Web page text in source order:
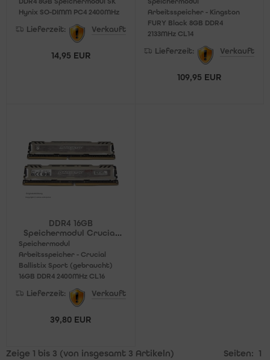
Hynix SO-DIMM PC4 2400MHz
Lieferzeit: Verkauft
14,95 EUR
Arbeitsspeicher - Kingston
FURY Black 8GB DDR4
2133MHz CL14
Lieferzeit: Verkauft
109,95 EUR
DDR4 16GB
Speichermodul Crucial
Speichermodul
Arbeitsspeicher - Crucial
Ballistix Sport (gebraucht)
16GB DDR4 2400MHz CL16
Lieferzeit: Verkauft
39,80 EUR
Zeige 1 bis 3 (von insgesamt 3 Artikeln) Seiten: 1